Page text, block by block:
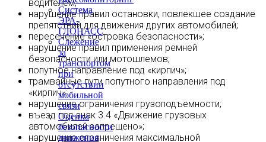
Система
ЭРА-
ГЛОНАСС
Слежение
за
транспортом
при
отсутствии
мобильной
связи
Оценка
безопасности
движения
водителем;
нарушение правил остановки, повлекшее создание
препятствий для движения других автомобилей;
пересечение «островка безопасности»;
нарушение правил применения ремней
безопасности или мотошлемов;
попутное направление под «кирпич»;
трамвайные пути попутного направления под
«кирпич»;
нарушение ограничения грузоподъемности;
въезд под знак 3.4 «Движение грузовых
автомобилей запрещено»;
нарушение ограничения максимальной